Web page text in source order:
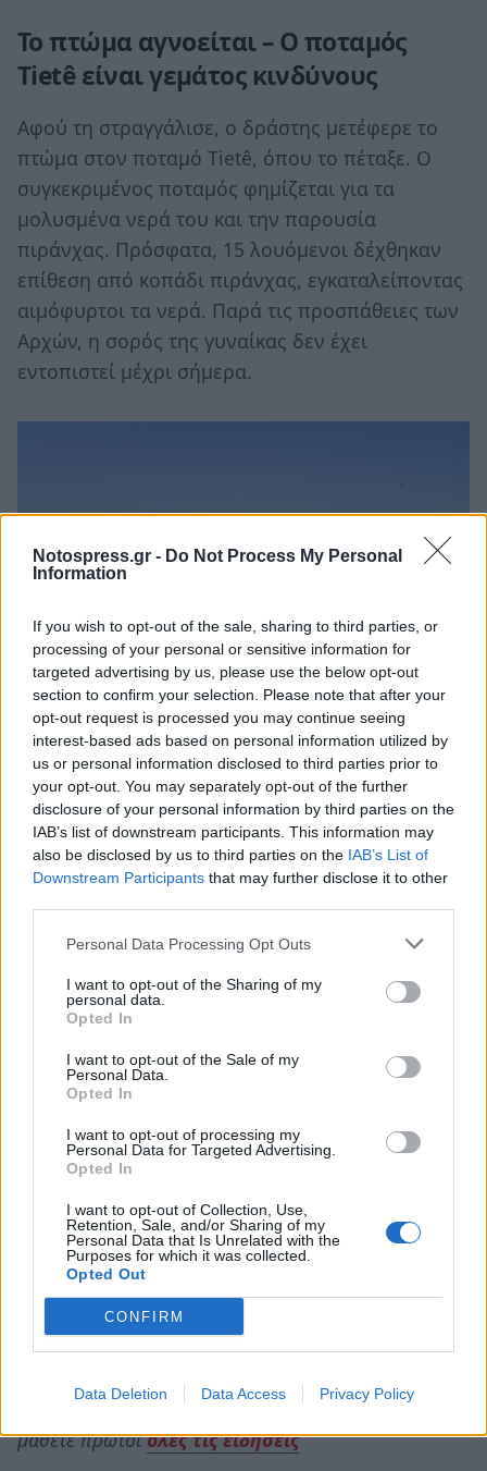
Notospress.gr - Do Not Process My Personal
Information
If you wish to opt-out of the sale, sharing to third parties, or
processing of your personal or sensitive information for
targeted advertising by us, please use the below opt-out
section to confirm your selection. Please note that after your
opt-out request is processed you may continue seeing
interest-based ads based on personal information utilized by
us or personal information disclosed to third parties prior to
your opt-out. You may separately opt-out of the further
disclosure of your personal information by third parties on the
IAB’s list of downstream participants. This information may
also be disclosed by us to third parties on the IAB’s List of
Downstream Participants that may further disclose it to other
Personal Data Processing Opt Outs
I want to opt-out of the Sharing of my
personal data.
Opted In
I want to opt-out of the Sale of my
Personal Data.
Opted In
I want to opt-out of processing my
Personal Data for Targeted Advertising.
Opted In
I want to opt-out of Collection, Use,
Retention, Sale, and/or Sharing of my
Personal Data that Is Unrelated with the
Purposes for which it was collected.
Opted Out
CONFIRM
Data Deletion Data Access Privacy Policy
Το πτώμα αγνοείται – Ο ποταμός
Tietê είναι γεμάτος κινδύνους
Αφού τη στραγγάλισε, ο δράστης μετέφερε το
πτώμα στον ποταμό Tietê, όπου το πέταξε. Ο
συγκεκριμένος ποταμός φημίζεται για τα
μολυσμένα νερά του και την παρουσία
πιράνχας. Πρόσφατα, 15 λουόμενοι δέχθηκαν
επίθεση από κοπάδι πιράνχας, εγκαταλείποντας
αιμόφυρτοι τα νερά. Παρά τις προσπάθειες των
Αρχών, η σορός της γυναίκας δεν έχει
εντοπιστεί μέχρι σήμερα.
Ο ποταμός Tietê - Φωτογραφία: Jose Reynaldo da Fonseca
Τα παιδιά της υπό την προστασία
συγγενών – Συνελήφθη και ο
αδελφός του
Ο Ριμπέιρο συνελήφθη στις 21 Μαΐου, ενώ ο
δεν έχει γίνει γνωστό– συνελήφθη μία ημέρα
αργότερα. Και οι δύο κατηγορούνται για
γυναικοκτονία και απόκρυψη πτώματος.
ετών, βρίσκονται πλέον υπό την επιμέλεια
συγγενικών προσώπων. Το φρικιαστικό έγκλημα
φέρνει ξανά στην επιφάνεια το διαχρονικό
πρόβλημα της ενδοοικογενειακής βίας κατά των
γυναικών στη Βραζιλία. Παρά τις νομοθετικές
παρεμβάσεις, τα φαινόμενα κακοποίησης και
δολοφονιών παραμένουν σε ανησυχητικά
επίπεδα.
notospress.gr
στο Google News και
μάθετε πρώτοιόλες τις ειδήσεις